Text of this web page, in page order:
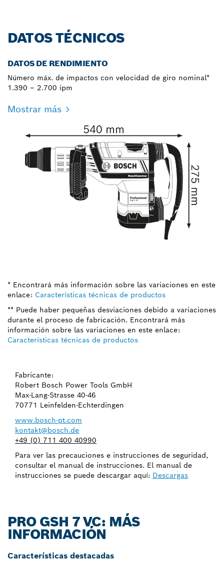
DATOS TÉCNICOS
DATOS DE RENDIMIENTO
Número máx. de impactos con velocidad de giro nominal*
1.390 – 2.700 ipm
Mostrar más
* Encontrará más información sobre las variaciones en este
enlace: Características técnicas de productos
** Puede haber pequeñas desviaciones debido a variaciones
durante el proceso de fabricación. Encontrará más
información sobre las variaciones en este enlace:
Características técnicas de productos
Fabricante:
Robert Bosch Power Tools GmbH
Max-Lang-Strasse 40-46
70771 Leinfelden-Echterdingen
www.bosch-pt.com
kontakt@bosch.de
+49 (0) 711 400 40990
Para ver las precauciones e instrucciones de seguridad,
consultar el manual de instrucciones. El manual de
instrucciones se puede descargar aquí: Descargas
PRO GSH 7 VC: MÁS
INFORMACIÓN
Características destacadas